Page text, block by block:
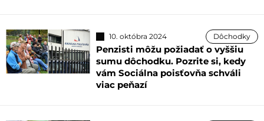
10. októbra 2024 Dôchodky
Penzisti môžu požiadať o vyššiu
sumu dôchodku. Pozrite si, kedy
vám Sociálna poisťovňa schváli
viac peňazí